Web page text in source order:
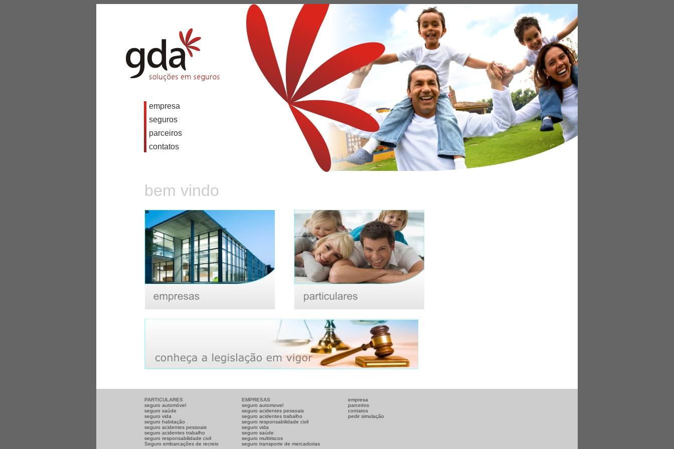
empresa
seguros
parceiros
contatos
bem vindo
PARTICULARES
seguro automóvel
seguro saúde
seguro vida
seguro habitação
seguro acidentes pessoais
seguro acidentes trabalho
seguro responsabilidade civil
Seguro embarcações de recreio
EMPRESAS
seguro automovel
seguro acidentes pessoais
seguro acidentes trabalho
seguro responsabilidade civil
seguro vida
seguro saúde
seguro multiriscos
seguro transporte de mercadorias
empresa
parceiros
contatos
pedir simulação